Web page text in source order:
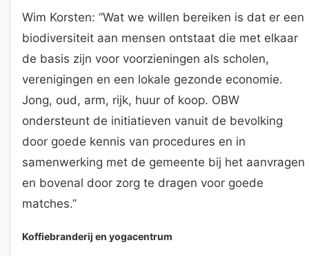
Wim Korsten: “Wat we willen bereiken is dat er een
biodiversiteit aan mensen ontstaat die met elkaar
de basis zijn voor voorzieningen als scholen,
verenigingen en een lokale gezonde economie.
Jong, oud, arm, rijk, huur of koop. OBW
ondersteunt de initiatieven vanuit de bevolking
door goede kennis van procedures en in
samenwerking met de gemeente bij het aanvragen
en bovenal door zorg te dragen voor goede
matches.”
Koffiebranderij en yogacentrum